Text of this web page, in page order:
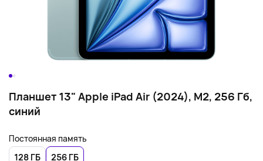
Планшет 13" Apple iPad Air (2024), M2, 256 Гб,
синий
Постоянная память
128 ГБ
256 ГБ